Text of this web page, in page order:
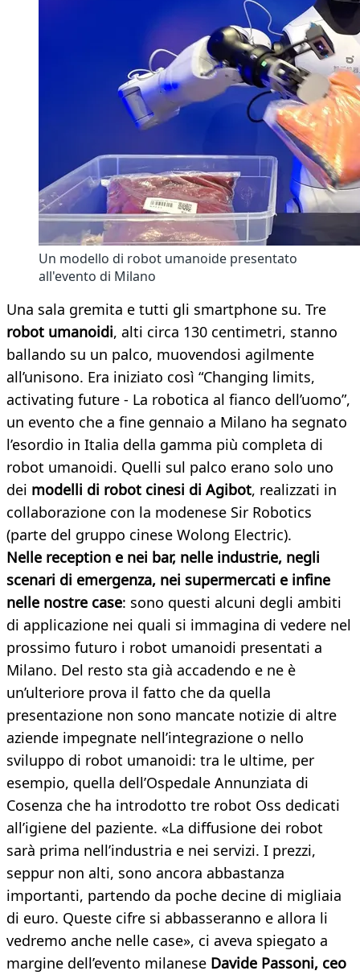
Un modello di robot umanoide presentato
all'evento di Milano
Una sala gremita e tutti gli smartphone su. Tre
robot umanoidi, alti circa 130 centimetri, stanno
ballando su un palco, muovendosi agilmente
all’unisono. Era iniziato così “Changing limits,
activating future - La robotica al fianco dell’uomo”,
un evento che a fine gennaio a Milano ha segnato
l’esordio in Italia della gamma più completa di
robot umanoidi. Quelli sul palco erano solo uno
dei modelli di robot cinesi di Agibot, realizzati in
collaborazione con la modenese Sir Robotics
(parte del gruppo cinese Wolong Electric).
Nelle reception e nei bar, nelle industrie, negli
scenari di emergenza, nei supermercati e infine
nelle nostre case: sono questi alcuni degli ambiti
di applicazione nei quali si immagina di vedere nel
prossimo futuro i robot umanoidi presentati a
Milano. Del resto sta già accadendo e ne è
un’ulteriore prova il fatto che da quella
presentazione non sono mancate notizie di altre
aziende impegnate nell’integrazione o nello
sviluppo di robot umanoidi: tra le ultime, per
esempio, quella dell’Ospedale Annunziata di
Cosenza che ha introdotto tre robot Oss dedicati
all’igiene del paziente. «La diffusione dei robot
sarà prima nell’industria e nei servizi. I prezzi,
seppur non alti, sono ancora abbastanza
importanti, partendo da poche decine di migliaia
di euro. Queste cifre si abbasseranno e allora li
vedremo anche nelle case», ci aveva spiegato a
margine dell’evento milanese Davide Passoni, ceo